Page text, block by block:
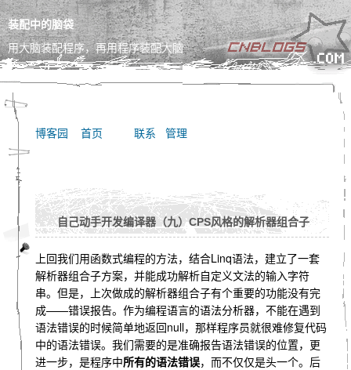
装配中的脑袋
用大脑装配程序，再用程序装配大脑
博客园 首页 联系 管理
自己动手开发编译器（九）CPS风格的解析器组合子
上回我们用函数式编程的方法，结合Linq语法，建立了一套
解析器组合子方案，并能成功解析自定义文法的输入字符
串。但是，上次做成的解析器组合子有个重要的功能没有完
成——错误报告。作为编程语言的语法分析器，不能在遇到
语法错误的时候简单地返回null，那样程序员就很难修复代码
中的语法错误。我们需要的是准确报告语法错误的位置，更
进一步，是程序中所有的语法错误，而不仅仅是头一个。后